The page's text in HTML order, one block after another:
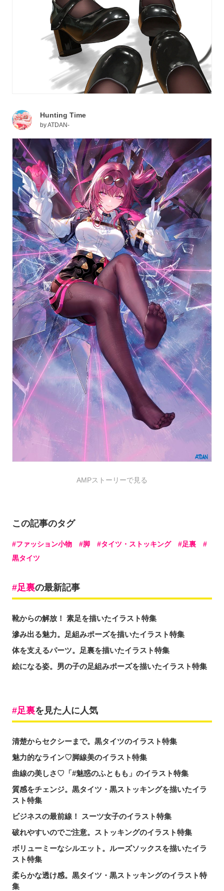
Hunting Time
byATDAN-
AMPストーリーで見る
この記事のタグ
ファッション小物 脚 タイツ・ストッキング
足裏
黒タイツ
足裏の最新記事
靴からの解放！ 素足を描いたイラスト特集
滲み出る魅力。足組みポーズを描いたイラスト特集
体を支えるパーツ。足裏を描いたイラスト特集
絵になる姿。男の子の足組みポーズを描いたイラスト特集
足裏を見た人に人気
清楚からセクシーまで。黒タイツのイラスト特集
魅力的なライン♡脚線美のイラスト特集
曲線の美しさ♡「#魅惑のふともも」のイラスト特集
質感をチェンジ。黒タイツ・黒ストッキングを描いたイラ
スト特集
ビジネスの最前線！ スーツ女子のイラスト特集
破れやすいのでご注意。ストッキングのイラスト特集
ボリューミーなシルエット。ルーズソックスを描いたイラ
スト特集
柔らかな透け感。黒タイツ・黒ストッキングのイラスト特
集